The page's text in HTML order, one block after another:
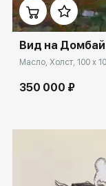
Вид на Домбай
Масло, Холст, 100 x
350 000 ₽